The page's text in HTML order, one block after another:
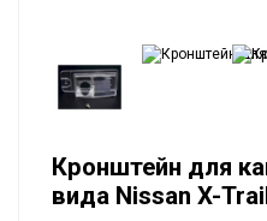
Кронштейн для
вида Nissan X-